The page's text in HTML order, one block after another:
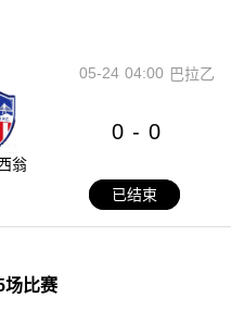
04:00
05-24 巴拉乙
翁
0 - 0
已结束
场比赛